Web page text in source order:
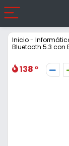
Inicio-
Bluetooth 5.3 con
138